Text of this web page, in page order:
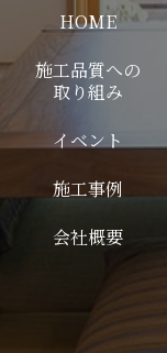
HOME
施工品質への
取り組み
イベント
施工事例
会社概要